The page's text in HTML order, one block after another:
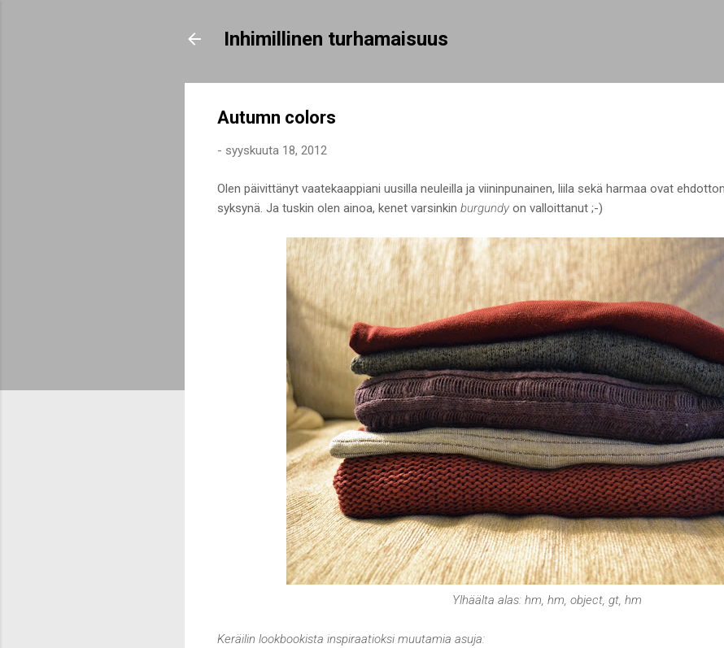
Inhimillinen turhamaisuus
Autumn colors
- syyskuuta 18, 2012
Olen päivittänyt vaatekaappiani uusilla neuleilla ja viininpunainen, liila sekä harmaa ovat
syksynä. Ja tuskin olen ainoa, kenet varsinkin burgundy on valloittanut ;-)
Ylhäälta alas: hm, hm, object, gt, hm
Keräilin lookbookista inspiraatioksi muutamia asuja: